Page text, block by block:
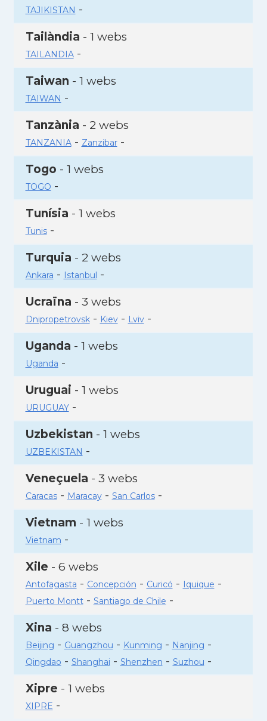
TAJIKISTAN -
Tailàndia - 1 webs
TAILANDIA-
Taiwan - 1 webs
TAIWAN -
Tanzània - 2 webs
TANZANIA- Zanzibar-
Togo - 1 webs
TOGO -
Tunísia - 1 webs
Tunis-
Turquia - 2 webs
Ankara - Istanbul -
Ucraïna - 3 webs
Dnipropetrovsk- Kiev- Lviv-
Uganda - 1 webs
Uganda -
Uruguai - 1 webs
URUGUAY-
Uzbekistan - 1 webs
UZBEKISTAN -
Veneçuela - 3 webs
Caracas- Maracay- San Carlos-
Vietnam - 1 webs
Vietnam -
Xile - 6 webs
Antofagasta - Concepción - Curicó - Iquique -
Puerto Montt- Santiago de Chile -
Xina - 8 webs
Beijing - Guangzhou - Kunming - Nanjing -
Qingdao - Shanghai - Shenzhen - Suzhou -
Xipre - 1 webs
XIPRE -